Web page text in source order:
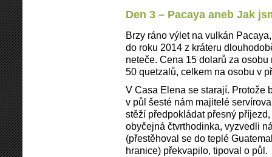
Den 3 – Pacaya aneb Jak
Brzy ráno výlet na vulkán
do roku 2014 z kráteru
neteče. Cena 15 dolarů za
50 quetzalů, celkem na osobu v
V Casa Elena se starají. Protože
v půl šesté nám majitelé
stěží předpokládat přesný
obyčejná čtvrthodinka, vyzvedli
(přestěhoval se do teplé
hranice) překvapilo, tipoval o půl.